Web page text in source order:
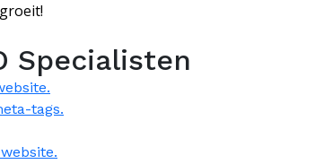
Specialisten
tags.